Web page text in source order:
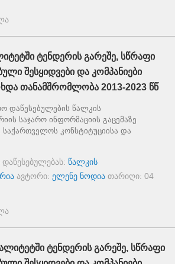
ტენდერის გარეშე, სწრაფი
შესყიდვები და კომპანიები
თანამშრომლობა 2013-2023 წწ
დაწესებულების წალკის
საჯარო ინფორმაციის გაცემაზე
საქართველოს კონსტიტუციისა და
წალკის
ავტორი: ელენე ნოდია თარიღი: 04
ტენდერის გარეშე, სწრაფი